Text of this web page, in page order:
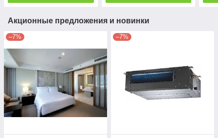
Акционные предложения и новинки
–7% –7%